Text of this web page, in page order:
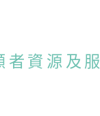
者資源及服